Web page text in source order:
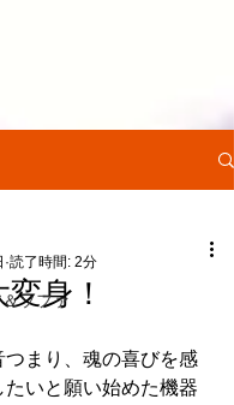
ソファ
身！
読了時間: 2分
つまり、魂の喜びを感
いと願い始めた機器